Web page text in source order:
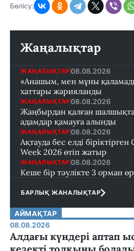
Бөлісу:
Жаңалықтар
ЖАҢАЛЫҚТАР 08.08.2026
«Анашым, мен мұны
хаттары жарияланды
ЖАҢАЛЫҚТАР 08.08.2026
Жаңбырдан қалған
адамдар қамауға алынды
ЖАҢАЛЫҚТАР 08.08.2026
Ақтауда бес елді
Week 2026 өтіп жатыр
ЖАҢАЛЫҚТАР 08.08.2026
Кеше бір тәулікте 3 орман
БАРЛЫҚ ЖАНАЛЫҚТАР
АЙМАҚТАР
08.08.2026
Алдағы күндері аптап